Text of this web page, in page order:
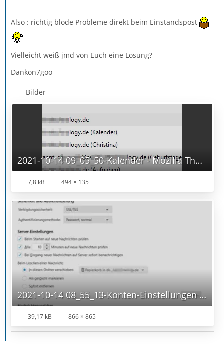
Also : richtig blöde Probleme direkt beim Einstandspost
Vielleicht weiß jmd von Euch eine Lösung?
Dankon7goo
Bilder
2021-10-14 09_05_50-Kalender - Mozilla Thunderbird.png
7,8 kB 494 × 135
2021-10-14 08_55_13-Konten-Einstellungen - Mozilla Thunderbird.png
39,17 kB 866 × 865